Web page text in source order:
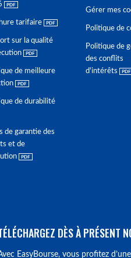
tarifaire
sur la qualité
de meilleure
de durabilité
de garantie des
et de
Gérer mes
Politique de
Politique de
des conflits
d'intérêts
DÈS À PRÉSENT
EasyBourse, vous profitez